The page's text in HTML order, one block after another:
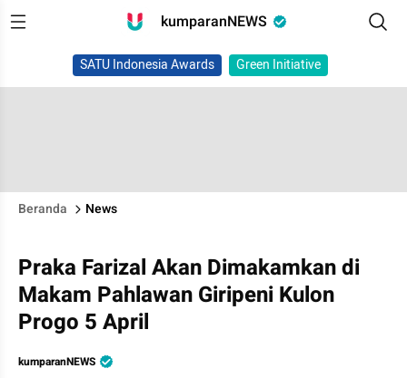
kumparanNEWS
SATU Indonesia Awards Green Initiative
Beranda News
Praka Farizal Akan Dimakamkan di
Makam Pahlawan Giripeni Kulon
Progo 5 April
kumparanNEWS